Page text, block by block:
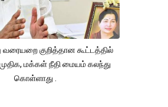
வரையறை குறித்தான கூட்டத்தில்
மக்கள் நீதி மையம் கலந்து
கொள்ளாது .